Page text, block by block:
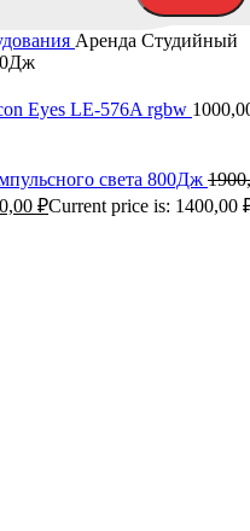
Аренда Студийный
Eyes LE-576A rgbw
света 800Дж
₽Current price is: 1400,00